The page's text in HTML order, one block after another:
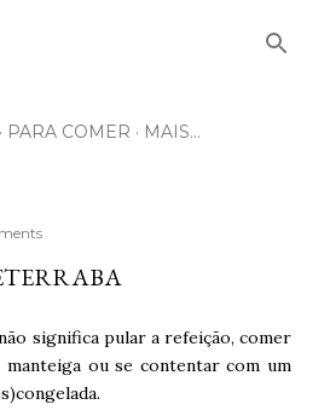
PARA COMER MAIS…
significa pular a refeição, comer
manteiga ou se contentar com um